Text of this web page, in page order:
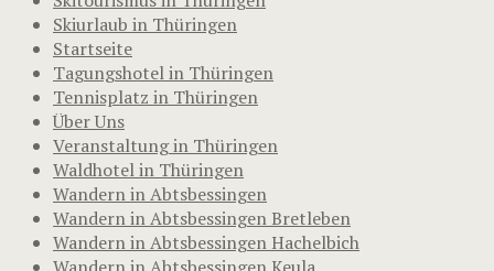
Skiurlaub in Thüringen
Startseite
Tagungshotel in Thüringen
Tennisplatz in Thüringen
Über Uns
Veranstaltung in Thüringen
Waldhotel in Thüringen
Wandern in Abtsbessingen
Wandern in Abtsbessingen Bretleben
Wandern in Abtsbessingen Hachelbich